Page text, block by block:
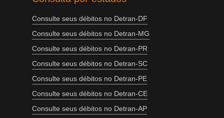
Consulte seus débitos no Detran-DF
Consulte seus débitos no Detran-MG
Consulte seus débitos no Detran-PR
Consulte seus débitos no Detran-SC
Consulte seus débitos no Detran-PE
Consulte seus débitos no Detran-CE
Consulte seus débitos no Detran-AP